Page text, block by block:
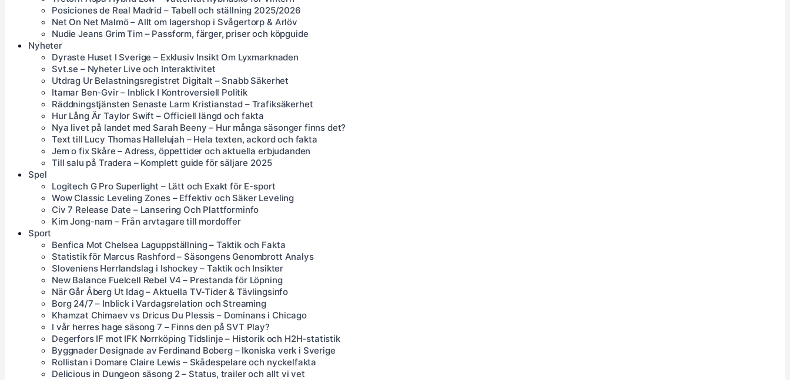
Posiciones de Real Madrid – Tabell och ställning 2025/2026
Net On Net Malmö – Allt om lagershop i Svågertorp & Arlöv
Nudie Jeans Grim Tim – Passform, färger, priser och köpguide
Nyheter
Dyraste Huset I Sverige – Exklusiv Insikt Om Lyxmarknaden
Svt.se – Nyheter Live och Interaktivitet
Utdrag Ur Belastningsregistret Digitalt – Snabb Säkerhet
Itamar Ben-Gvir – Inblick I Kontroversiell Politik
Räddningstjänsten Senaste Larm Kristianstad – Trafiksäkerhet
Hur Lång Är Taylor Swift – Officiell längd och fakta
Nya livet på landet med Sarah Beeny – Hur många säsonger finns det?
Text till Lucy Thomas Hallelujah – Hela texten, ackord och fakta
Jem o fix Skåre – Adress, öppettider och aktuella erbjudanden
Till salu på Tradera – Komplett guide för säljare 2025
Spel
Logitech G Pro Superlight – Lätt och Exakt för E-sport
Wow Classic Leveling Zones – Effektiv och Säker Leveling
Civ 7 Release Date – Lansering Och Plattforminfo
Kim Jong-nam – Från arvtagare till mordoffer
Sport
Benfica Mot Chelsea Laguppställning – Taktik och Fakta
Statistik för Marcus Rashford – Säsongens Genombrott Analys
Sloveniens Herrlandslag i Ishockey – Taktik och Insikter
New Balance Fuelcell Rebel V4 – Prestanda för Löpning
När Går Åberg Ut Idag – Aktuella TV-Tider & Tävlingsinfo
Borg 24/7 – Inblick i Vardagsrelation och Streaming
Khamzat Chimaev vs Dricus Du Plessis – Dominans i Chicago
I vår herres hage säsong 7 – Finns den på SVT Play?
Degerfors IF mot IFK Norrköping Tidslinje – Historik och H2H-statistik
Byggnader Designade av Ferdinand Boberg – Ikoniska verk i Sverige
Rollistan i Domare Claire Lewis – Skådespelare och nyckelfakta
Delicious in Dungeon säsong 2 – Status, trailer och allt vi vet